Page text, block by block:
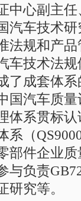
中心副主
汽车技术
法规和产
车技术法
了成套体
国汽车质
体系贯标
（
部件企业
与负责
研究等。